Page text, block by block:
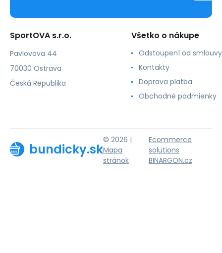
SportOVA s.r.o.
Pavlovova 44
70030 Ostrava
Česká Republika
Všetko o nákupe
Odstoupení od smlouvy
Kontakty
Doprava platba
Obchodné podmienky
bundicky.sk
© 2026 |
Mapa
stránok
Ecommerce
solutions
BINARGON.cz